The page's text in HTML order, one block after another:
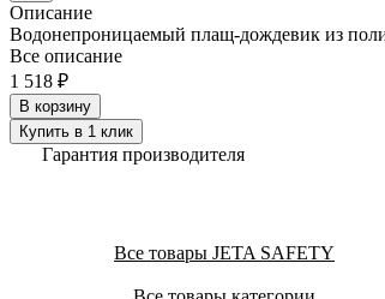
Описание
Водонепроницаемый плащ-дождевик из
Все описание
1 518 ₽
В корзину
Купить в 1 клик
Гарантия производителя
Все товары JETA SAFETY